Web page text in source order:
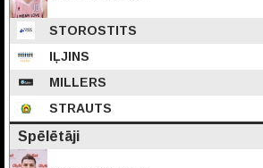
STOROSTITS
IĻJINS
MILLERS
STRAUTS
Spēlētāji